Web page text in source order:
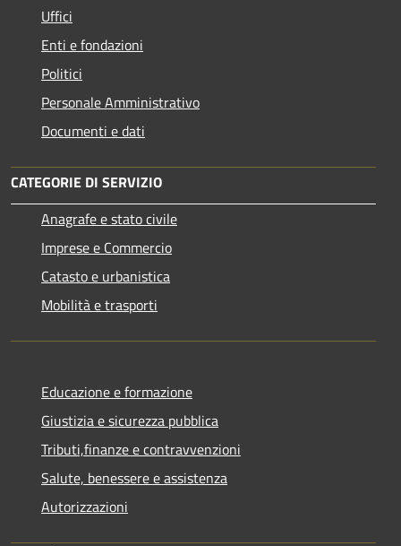
Uffici
Enti e fondazioni
Politici
Personale Amministrativo
Documenti e dati
CATEGORIE DI SERVIZIO
Anagrafe e stato civile
Imprese e Commercio
Catasto e urbanistica
Mobilità e trasporti
Educazione e formazione
Giustizia e sicurezza pubblica
Tributi,finanze e contravvenzioni
Salute, benessere e assistenza
Autorizzazioni